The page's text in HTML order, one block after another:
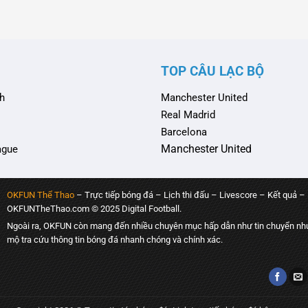
TOP CÂU LẠC BỘ
Manchester United
Real Madrid
Barcelona
Manchester United
OKFUN Thể Thao– Trực tiếp bóng đá – Lịch thi đấu – Livescore – Kết quả
OKFUNTheThao.com © 2025 Digital Football.
Ngoài ra, OKFUN còn mang đến nhiều chuyên mục hấp dẫn như tin chuyển
mộ tra cứu thông tin bóng đá nhanh chóng và chính xác.